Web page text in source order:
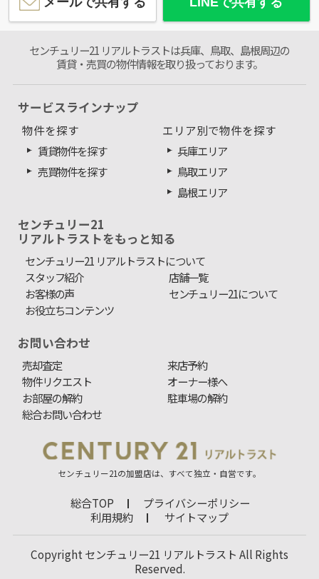
センチュリー21 リアルトラストは兵庫、鳥取、島根周辺の
賃貸・売買の物件情報を取り扱っております。
サービスラインナップ
物件を探す
賃貸物件を探す
売買物件を探す
エリア別で物件を探す
兵庫エリア
鳥取エリア
島根エリア
センチュリー21
リアルトラストをもっと知る
センチュリー21 リアルトラストについて
スタッフ紹介
店舗一覧
お客様の声
センチュリー21について
お役立ちコンテンツ
お問い合わせ
売却査定
来店予約
物件リクエスト
オーナー様へ
お部屋の解約
駐車場の解約
総合お問い合わせ
センチュリー21の加盟店は、すべて独立・自営です。
総合TOP
プライバシーポリシー
利用規約
サイトマップ
Copyright センチュリー21 リアルトラスト All Rights
Reserved.